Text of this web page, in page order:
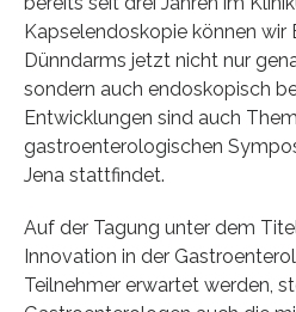
Kapselendoskopie können wir
Dünndarms jetzt nicht nur
sondern auch endoskopisch
Entwicklungen sind auch
gastroenterologischen
Jena stattfindet.
Auf der Tagung unter dem
Innovation in der
Teilnehmer erwartet werden,